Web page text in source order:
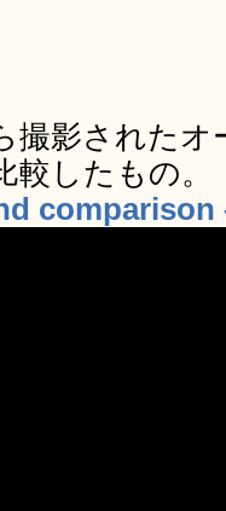
撮影されたオ
較したもの。